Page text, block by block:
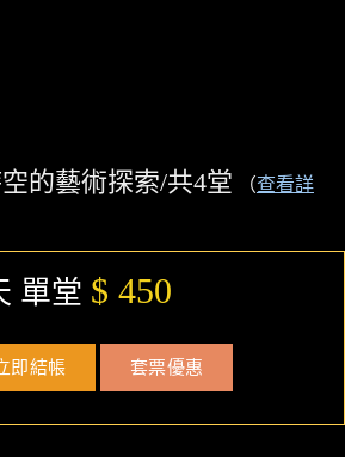
的藝術探索/共4堂 （查看詳
單堂 $ 450
即結帳 套票優惠